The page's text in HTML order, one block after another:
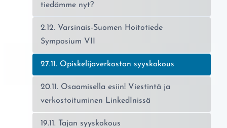
tiedämme nyt?
2.12. Varsinais-Suomen Hoitotiede
Symposium VII
Nykyinen sivu:
27.11. Opiskelijaverkoston syyskokous
20.11. Osaamisella esiin! Viestintä ja
verkostoituminen LinkedInissä
19.11. Tajan syyskokous